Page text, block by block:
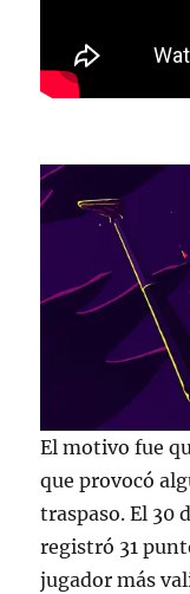
El motivo fue
que provocó
traspaso. El 30
registró 31
jugador más